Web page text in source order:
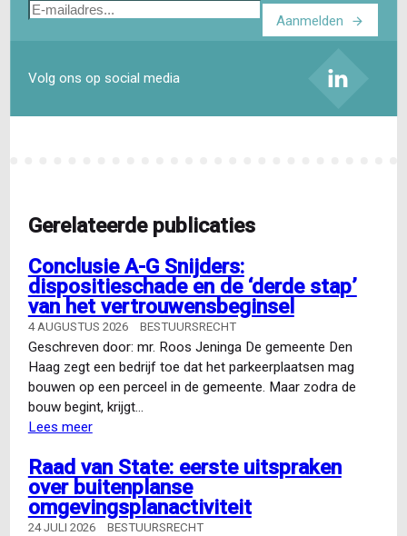
E-
Aanmelden
Volg ons op social media
Gerelateerde publicaties
Conclusie A-G Snijders:
dispositieschade en de ‘derde stap’
van het vertrouwensbeginsel
4 AUGUSTUS 2026 BESTUURSRECHT
Geschreven door: mr. Roos Jeninga De gemeente Den
Haag zegt een bedrijf toe dat het parkeerplaatsen mag
bouwen op een perceel in de gemeente. Maar zodra de
bouw begint, krijgt…
Lees meerover
A-
G
Snijders:
dispositieschade
Raad van State: eerste uitspraken
over buitenplanse
omgevingsplanactiviteit
24 JULI 2026 BESTUURSRECHT